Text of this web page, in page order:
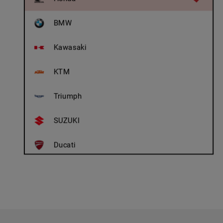
BMW
Kawasaki
KTM
Triumph
SUZUKI
Ducati